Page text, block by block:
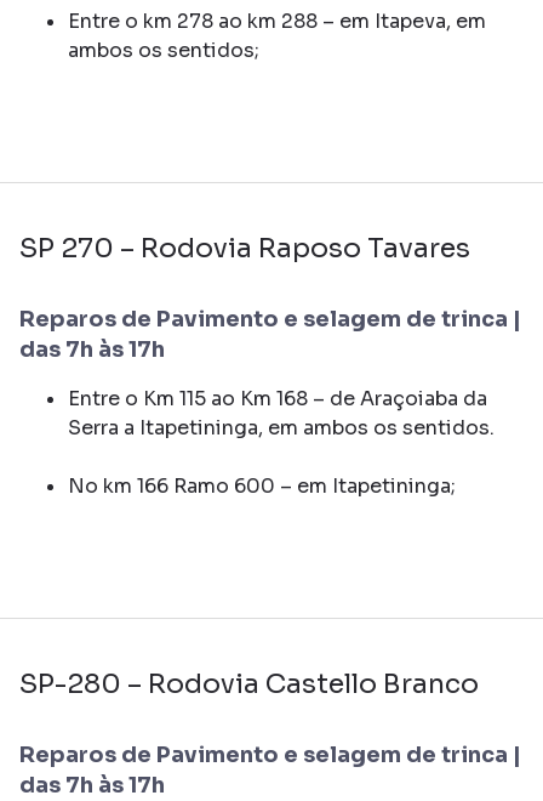
Entre o km 278 ao km 288 – em Itapeva, em
ambos os sentidos;
SP 270 – Rodovia Raposo Tavares
Reparos de Pavimento e selagem de trinca |
das 7h às 17h
Entre o Km 115 ao Km 168 – de Araçoiaba da
Serra a Itapetininga, em ambos os sentidos.
No km 166 Ramo 600 – em Itapetininga;
SP-280 – Rodovia Castello Branco
Reparos de Pavimento e selagem de trinca |
das 7h às 17h